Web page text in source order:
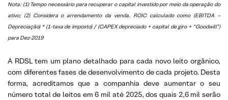
Nota: (1) Tempo necessário para recuperar o capital investido por meio da operação do
ativo; (2) Considera o arrendamento da venda. ROIC calculado como (EBITDA –
Depreciação) * (1-taxa de imposto) / (CAPEX depreciado + capital de giro + “Goodwill”)
para Dez-2019
A RDSL tem um plano detalhado para cada novo leito orgânico,
com diferentes fases de desenvolvimento de cada projeto. Desta
forma, acreditamos que a companhia deve aumentar o seu
número total de leitos em 6 mil até 2025, dos quais 2,6 mil serão